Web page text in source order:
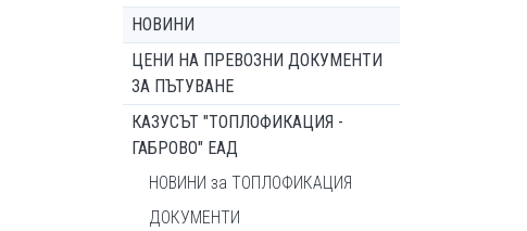
НОВИНИ
ЦЕНИ НА ПРЕВОЗНИ ДОКУМЕНТИ
ЗА ПЪТУВАНЕ
КАЗУСЪТ "ТОПЛОФИКАЦИЯ -
ГАБРОВО" ЕАД
НОВИНИ за ТОПЛОФИКАЦИЯ
ДОКУМЕНТИ